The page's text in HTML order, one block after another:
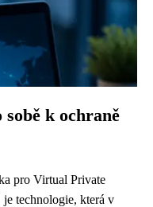
sobě k ochraně
pro Virtual Private
technologie, která v